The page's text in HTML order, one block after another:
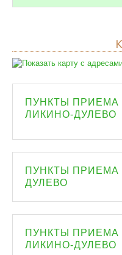
ПУНКТЫ
ЛИКИНО-ДУЛЕВО
ПУНКТЫ ПРИЕМА
ДУЛЕВО
ПУНКТЫ ПРИЕМА
ЛИКИНО-ДУЛЕВО